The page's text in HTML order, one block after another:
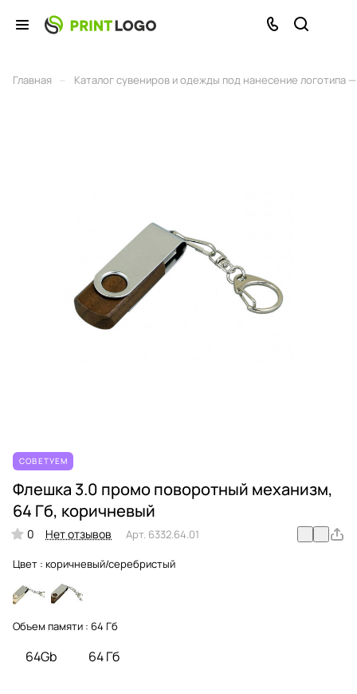
Главная Каталог сувениров и одежды под нанесение логотипа
СОВЕТУЕМ
Флешка 3.0 промо поворотный механизм,
64 Гб, коричневый
0 Нет отзывов Арт. 6332.64.01
Цвет : коричневый/серебристый
Объем памяти : 64 Гб
64Gb 64 Гб